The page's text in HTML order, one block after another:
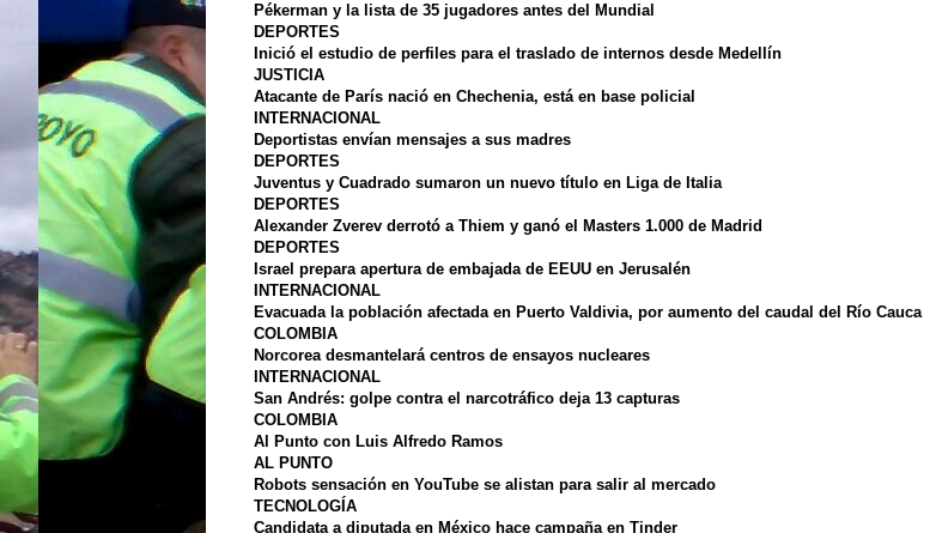
Pékerman y la lista de 35 jugadores antes del Mundial
DEPORTES
Inició el estudio de perfiles para el traslado de internos desde Medellín
JUSTICIA
Atacante de París nació en Chechenia, está en base policial
INTERNACIONAL
Deportistas envían mensajes a sus madres
DEPORTES
Juventus y Cuadrado sumaron un nuevo título en Liga de Italia
DEPORTES
Alexander Zverev derrotó a Thiem y ganó el Masters 1.000 de Madrid
DEPORTES
Israel prepara apertura de embajada de EEUU en Jerusalén
INTERNACIONAL
Evacuada la población afectada en Puerto Valdivia, por aumento del caudal del Río Cauca
COLOMBIA
Norcorea desmantelará centros de ensayos nucleares
INTERNACIONAL
San Andrés: golpe contra el narcotráfico deja 13 capturas
COLOMBIA
Al Punto con Luis Alfredo Ramos
AL PUNTO
Robots sensación en YouTube se alistan para salir al mercado
TECNOLOGÍA
Candidata a diputada en México hace campaña en Tinder